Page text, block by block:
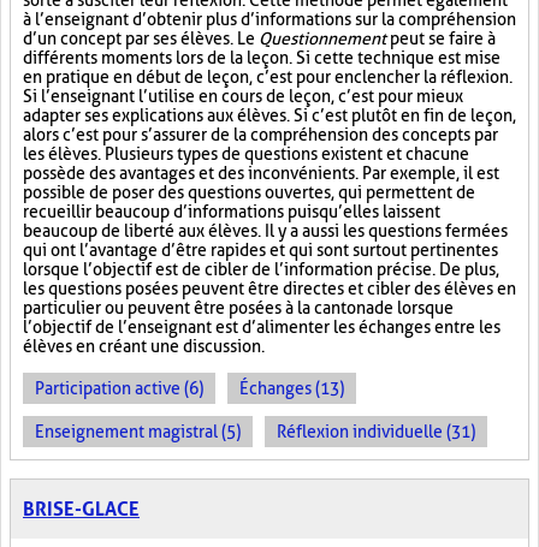
à l’enseignant d’obtenir plus d’informations sur la compréhension
d’un concept par ses élèves. Le Questionnementpeut se faire à
différents moments lors de la leçon. Si cette technique est mise
en pratique en début de leçon, c’est pour enclencher la réflexion.
Si l’enseignant l’utilise en cours de leçon, c’est pour mieux
adapter ses explications aux élèves. Si c’est plutôt en fin de leçon,
alors c’est pour s’assurer de la compréhension des concepts par
les élèves. Plusieurs types de questions existent et chacune
possède des avantages et des inconvénients. Par exemple, il est
possible de poser des questions ouvertes, qui permettent de
recueillir beaucoup d’informations puisqu’elles laissent
beaucoup de liberté aux élèves. Il y a aussi les questions fermées
qui ont l’avantage d’être rapides et qui sont surtout pertinentes
lorsque l’objectif est de cibler de l’information précise. De plus,
les questions posées peuvent être directes et cibler des élèves en
particulier ou peuvent être posées à la cantonade lorsque
l’objectif de l’enseignant est d’alimenter les échanges entre les
élèves en créant une discussion.
Participation active (6) Échanges (13)
Enseignement magistral (5) Réflexion individuelle (31)
BRISE-GLACE